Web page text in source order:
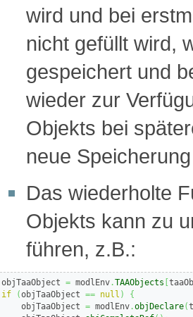
wird und bei
nicht gefüllt wird,
gespeichert und
wieder zur
Objekts bei
neue
Das wiederholte
Objekts kann zu
führen, z.B.:
objTaaObject = modlEnv.TAAObjects
if
(objTaaObject == null )
{
    objTaaObject
= modlEnv.objDeclare(